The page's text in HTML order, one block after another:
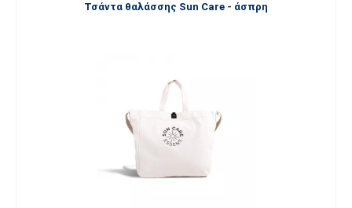
Τσάντα θαλάσσης Sun Care - άσπρη